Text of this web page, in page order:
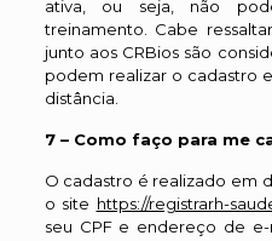
ativa, ou seja, não
treinamento. Cabe
junto aos CRBios são
podem realizar o cadastro
distância.
7 – Como faço para me
O cadastro é realizado em
o site https://registrarh-
seu CPF e endereço de